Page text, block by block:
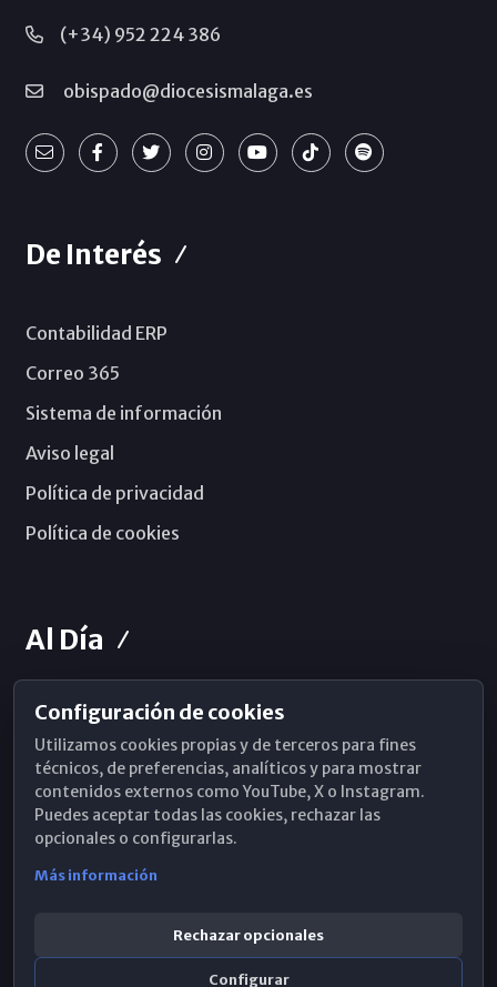
(+34) 952 224 386
obispado@diocesismalaga.es
De Interés
Contabilidad ERP
Correo 365
Sistema de información
Aviso legal
Política de privacidad
Política de cookies
Al Día
Horarios de Misa
Hemeroteca
WhatsApp
Configuración de cookies
Utilizamos cookies propias y de terceros para fines
técnicos, de preferencias, analíticos y para mostrar
contenidos externos como YouTube, X o Instagram.
Puedes aceptar todas las cookies, rechazar las
opcionales o configurarlas.
Más información
Rechazar opcionales
Configurar